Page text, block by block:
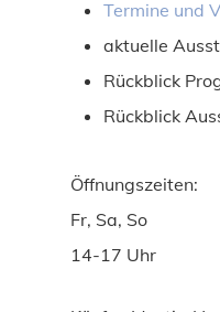
Termine und
aktuelle
Rückblick
Rückblick
Öffnungszeiten:
Fr, Sa, So
14-17 Uhr